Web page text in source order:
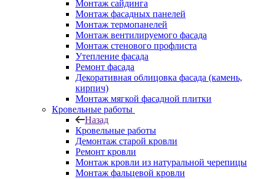
Монтаж сайдинга
Монтаж фасадных панелей
Монтаж термопанелей
Монтаж вентилируемого фасада
Монтаж стенового профлиста
Утепление фасада
Ремонт фасада
Декоративная облицовка фасада (камень,
кирпич)
Монтаж мягкой фасадной плитки
Кровельные работы
Назад
Кровельные работы
Демонтаж старой кровли
Ремонт кровли
Монтаж кровли из натуральной черепицы
Монтаж фальцевой кровли